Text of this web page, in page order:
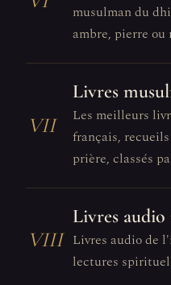
musulman du
ambre, pierre
VII
Livres
Les meilleurs
français,
prière, classés
VIII
Livres
Livres audio de
lectures